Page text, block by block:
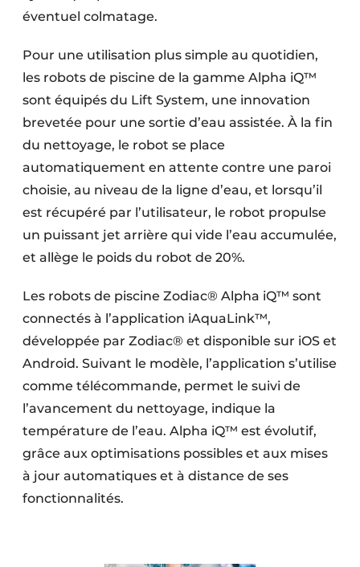
éventuel colmatage.
Pour une utilisation plus simple au quotidien,
les robots de piscine de la gamme Alpha iQ™
sont équipés du Lift System, une innovation
brevetée pour une sortie d’eau assistée. À la fin
du nettoyage, le robot se place
automatiquement en attente contre une paroi
choisie, au niveau de la ligne d’eau, et lorsqu’il
est récupéré par l’utilisateur, le robot propulse
un puissant jet arrière qui vide l’eau accumulée,
et allège le poids du robot de 20%.
Les robots de piscine Zodiac® Alpha iQ™ sont
connectés à l’application iAquaLink™,
développée par Zodiac® et disponible sur iOS et
Android. Suivant le modèle, l’application s’utilise
comme télécommande, permet le suivi de
l’avancement du nettoyage, indique la
température de l’eau. Alpha iQ™ est évolutif,
grâce aux optimisations possibles et aux mises
à jour automatiques et à distance de ses
fonctionnalités.